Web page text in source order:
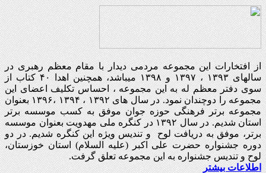
از افتخارات این مجموعه مردمی دیدار با مقام معظم رهبری در
سالهای ۱۳۹۳ ، ۱۳۹۷ و ۱۳۹۸ میباشد، همچنین اهدا ۴۰ کتاب از
سوی دفتر معظم له به این مجموعه ، احساس تکلیف اعضای این
مجموعه را دوچندان نمود. در سال های ۱۳۹۲ ، ۱۳۹۴ ،۱۳۹۶ بعنوان
مجموعه برتر فرهنگی حوزه جوان موفق به کسب موسسه برتر
استان شدیم. در سال ۱۳۹۲ در کنگره ملی مهدویت بعنوان موسسه
برتر، موفق به دریافت لوح و تندیس ویژه این کنگره شدیم. در دو
دوره جشنواره حضرت علی اکبر (علیه السلام) استان خوزستان،
لوح و تندیس جشنواره به این مجموعه تعلق گرفت.
اطلاعات بیشتر